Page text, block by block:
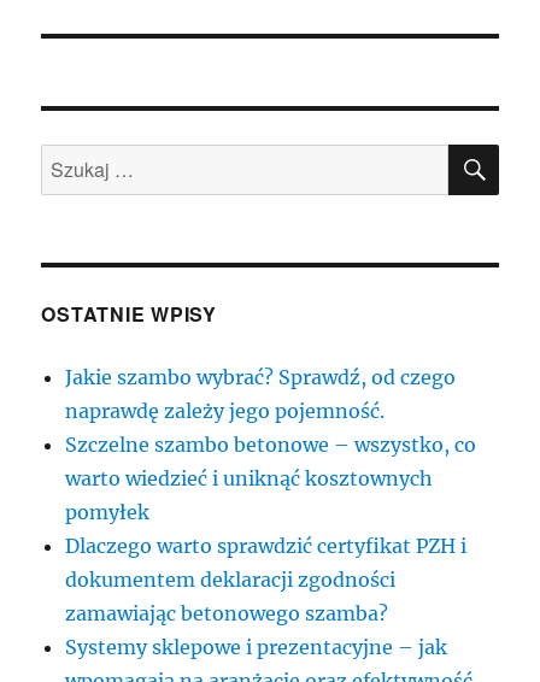
Szukaj:
OSTATNIE WPISY
Jakie szambo wybrać? Sprawdź, od czego
naprawdę zależy jego pojemność.
Szczelne szambo betonowe – wszystko, co
warto wiedzieć i uniknąć kosztownych
pomyłek
Dlaczego warto sprawdzić certyfikat PZH i
dokumentem deklaracji zgodności
zamawiając betonowego szamba?
Systemy sklepowe i prezentacyjne – jak